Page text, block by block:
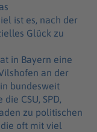
ist es, nach der
Glück zu
in Bayern eine
an der
bundesweit
CSU, SPD,
zu politischen
oft mit viel